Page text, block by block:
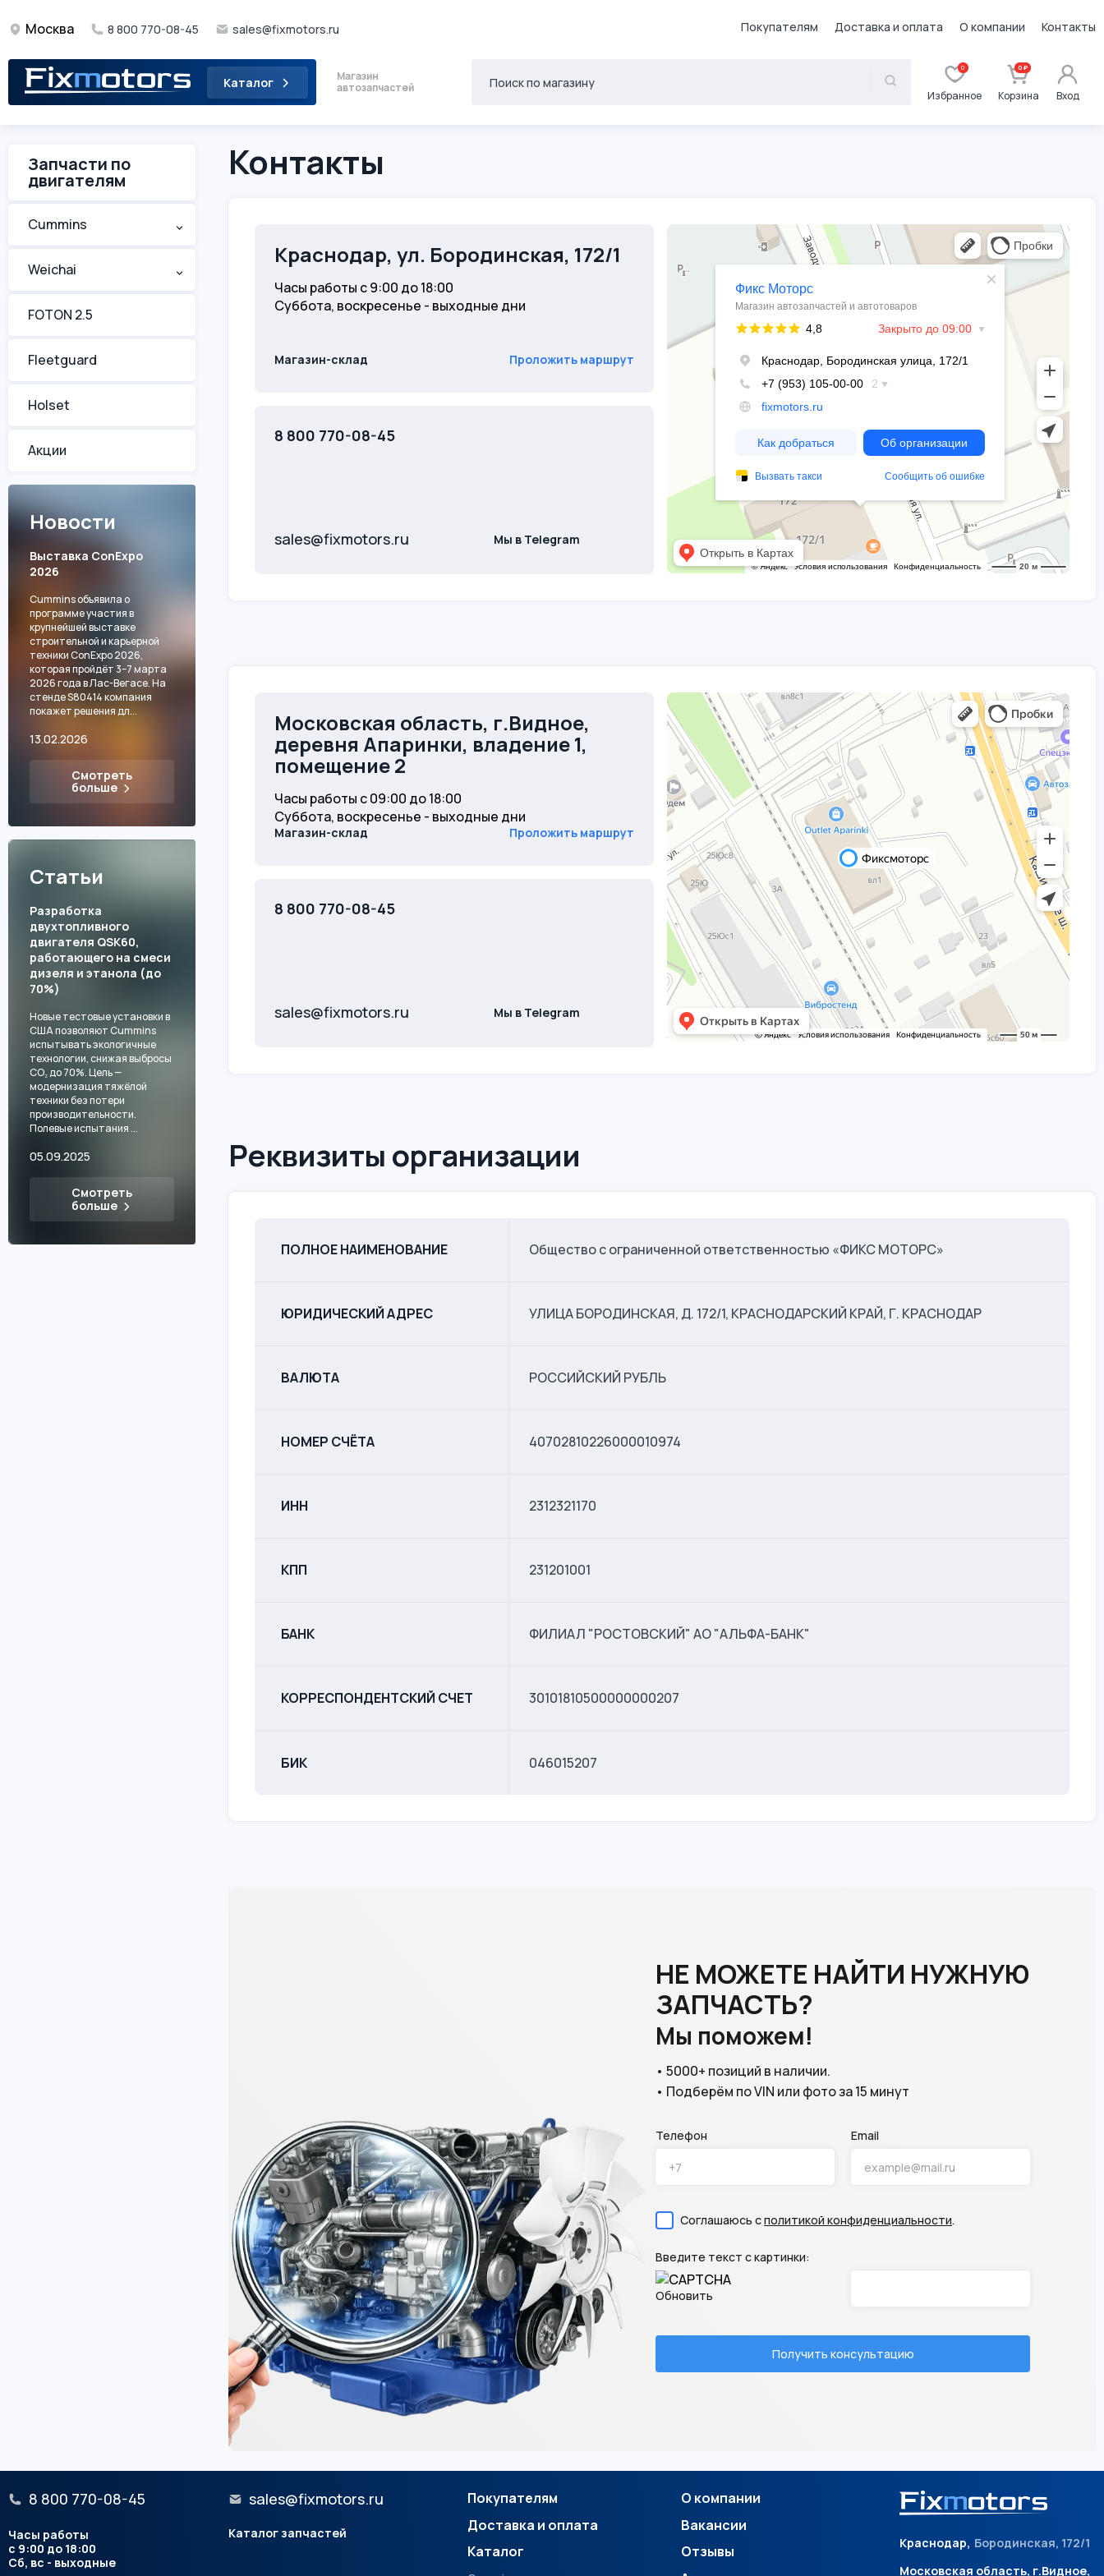
Москва 8 800 770-08-45 sales@fixmotors.ru Покупателям Доставка и оплата О компании Контакты
Каталог
Магазин
автозапчастей
0
Избранное
0 ₽
Корзина Вход
Запчасти по
двигателям
Cummins ^
Weichai ^
FOTON 2.5
Fleetguard
Holset
Акции
Новости
Выставка ConExpo
2026
Cummins объявила о
программе участия в
крупнейшей выставке
строительной и карьерной
техники ConExpo 2026,
которая пройдёт 3–7 марта
2026 года в Лас-Вегасе. На
стенде S80414 компания
покажет решения дл...
13.02.2026
Смотреть
больше
Статьи
Разработка
двухтопливного
двигателя QSK60,
работающего на смеси
дизеля и этанола (до
70%)
Новые тестовые установки в
США позволяют Cummins
испытывать экологичные
технологии, снижая выбросы
CO₂ до 70%. Цель —
модернизация тяжёлой
техники без потери
производительности.
Полевые испытания ...
05.09.2025
Смотреть
больше
Контакты
Краснодар, ул. Бородинская, 172/1
Часы работы с 9:00 до 18:00
Суббота, воскресенье - выходные дни
Магазин-склад Проложить маршрут
8 800 770-08-45
sales@fixmotors.ru Мы в Telegram
Московская область, г.Видное,
деревня Апаринки, владение 1,
помещение 2
Часы работы с 09:00 до 18:00
Суббота, воскресенье - выходные дни
Магазин-склад Проложить маршрут
8 800 770-08-45
sales@fixmotors.ru Мы в Telegram
Реквизиты организации
ПОЛНОЕ НАИМЕНОВАНИЕ Общество с ограниченной ответственностью «ФИКС МОТОРС»
ЮРИДИЧЕСКИЙ АДРЕС УЛИЦА БОРОДИНСКАЯ, Д. 172/1, КРАСНОДАРСКИЙ КРАЙ, Г. КРАСНОДАР
ВАЛЮТА РОССИЙСКИЙ РУБЛЬ
НОМЕР СЧЁТА 40702810226000010974
ИНН 2312321170
КПП 231201001
БАНК ФИЛИАЛ "РОСТОВСКИЙ" АО "АЛЬФА-БАНК"
КОРРЕСПОНДЕНТСКИЙ СЧЕТ 30101810500000000207
БИК 046015207
НЕ МОЖЕТЕ НАЙТИ НУЖНУЮ
ЗАПЧАСТЬ?
Мы поможем!
• 5000+ позиций в наличии.
• Подберём по VIN или фото за 15 минут
Телефон Email
Соглашаюсь сполитикой конфиденциальности.
Введите текст с картинки:
Обновить
Получить консультацию
8 800 770-08-45
Часы работы
с 9:00 до 18:00
Сб, вс - выходные
sales@fixmotors.ru
Каталог запчастей
Покупателям
Доставка и оплата
Каталог
О компании
Вакансии
Отзывы
Краснодар, Бородинская, 172/1
Московская область, г.Видное,